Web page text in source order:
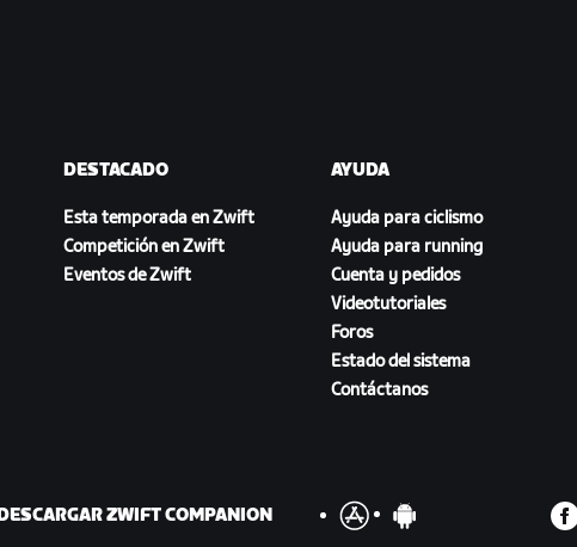
DESTACADO
Esta temporada en Zwift
Competición en Zwift
Eventos de Zwift
AYUDA
Ayuda para ciclismo
Ayuda para running
Cuenta y pedidos
Videotutoriales
Foros
Estado del sistema
Contáctanos
DESCARGAR ZWIFT COMPANION